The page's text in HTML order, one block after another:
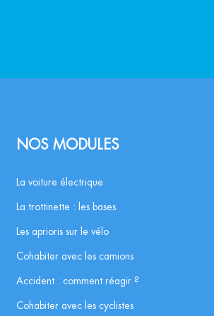
NOS MODULES
La voiture électrique
La trottinette : les bases
Les aprioris sur le vélo
Cohabiter avec les camions
Accident : comment réagir ?
Cohabiter avec les cyclistes